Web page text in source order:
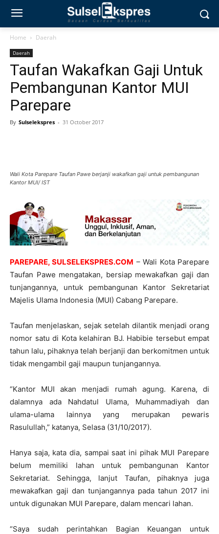
Home Daerah
Daerah
Taufan Wakafkan Gaji Untuk
Pembangunan Kantor MUI
Parepare
By Sulselekspres - 31 October 2017
Wali Kota Parepare Taufan Pawe berjanji wakafkan gaji untuk pembangunan
Kantor MUI/ IST
PAREPARE, SULSELEKSPRES.COM – Wali Kota Parepare
Taufan Pawe mengatakan, bersiap mewakafkan gaji dan
tunjangannya, untuk pembangunan Kantor Sekretariat
Majelis Ulama Indonesia (MUI) Cabang Parepare.
Taufan menjelaskan, sejak setelah dilantik menjadi orang
nomor satu di Kota kelahiran BJ. Habibie tersebut empat
tahun lalu, pihaknya telah berjanji dan berkomitmen untuk
tidak mengambil gaji maupun tunjangannya.
“Kantor MUI akan menjadi rumah agung. Karena, di
dalamnya ada Nahdatul Ulama, Muhammadiyah dan
ulama-ulama lainnya yang merupakan pewaris
Rasulullah,” katanya, Selasa (31/10/2017).
Hanya saja, kata dia, sampai saat ini pihak MUI Parepare
belum memiliki lahan untuk pembangunan Kantor
Sekretariat. Sehingga, lanjut Taufan, pihaknya juga
mewakafkan gaji dan tunjangannya pada tahun 2017 ini
untuk digunakan MUI Parepare, dalam mencari lahan.
“Saya sudah perintahkan Bagian Keuangan untuk